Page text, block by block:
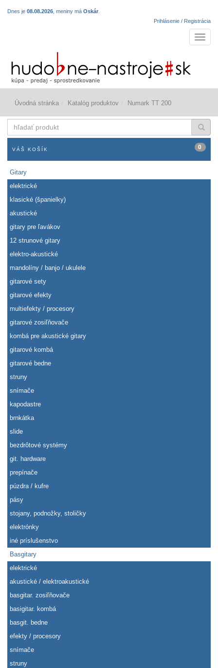
Dnes je 08.08.2026 , meniny má Oskár
Prihlásenie / Registrácia
Úvodná stránka Katalóg produktov Numark TT 200
produkt
VÁŠ KOŠÍK 0
Gitary
elektrické
klasické (španielky)
akustické
gitary pre ľavákov
12 strunové gitary
elektro-akustické
mandolíny / banjo / ukulele
gitarové sety
gitarové efekty
multiefekty / procesory
gitarové zosiľňovače
kombá pre akustické gitary
gitarové kombá
gitarové bedne
struny
snímače
kapodastre
brnkátka
slide
bezdrôtové systémy
git. hardware
prepínače
púzdra / kufre
pásy
stojany, podnožky, stoličky
elektrónky
iné príslušenstvo
Basgitary
elektrické
akustické / elektroakustické
basgitar. zosiľňovače
basigitar. kombá
basgit. bedne
efekty / procesory
snímače
struny